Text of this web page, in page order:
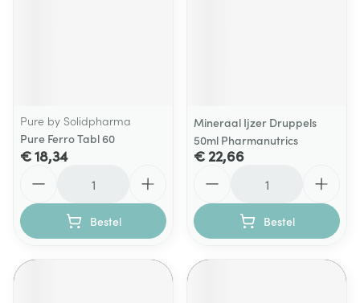
Pure by Solidpharma
Pure Ferro Tabl 60
€ 18,34
Bestel
Mineraal Ijzer Druppels
50ml Pharmanutrics
€ 22,66
Bestel